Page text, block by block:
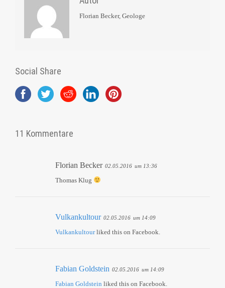
Florian Becker, Geologe
Social Share
11 Kommentare
Florian Becker 02.05.2016 um 13:36
Thomas Klug
Vulkankultour 02.05.2016 um 14:09
Vulkankultourliked this on Facebook.
Fabian Goldstein 02.05.2016 um 14:09
Fabian Goldstein liked this on Facebook.